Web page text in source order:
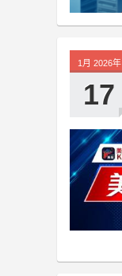
1月 2026年
17